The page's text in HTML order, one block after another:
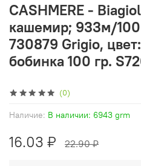
(0)
Наличие: В наличии: 6943 grm
CASHMERE -
кашемир; 933м/
730879 Grigio,
бобинка 100 гр.
16.03 ₽ 22.90 ₽